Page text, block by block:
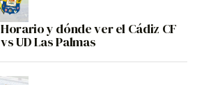
Horario y dónde ver el Cádiz CF
vs UD Las Palmas